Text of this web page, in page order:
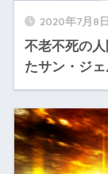
2020年7月8日
不老不死の
たサン・ジ